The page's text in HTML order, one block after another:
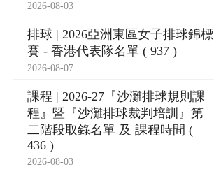
2026-08-03
排球 | 2026亞洲東區女子排球錦標
賽 - 香港代表隊名單 ( 937 )
2026-08-07
課程 | 2026-27『沙灘排球規則課
程』暨『沙灘排球裁判培訓』第
二階段取錄名單 及 課程時間 (
436 )
2026-08-03